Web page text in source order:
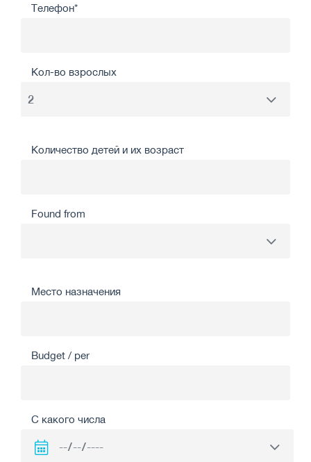
Телефон*
Кол-во взрослых
Количество детей и их возраст
Found from
Место назначения
Budget / per
С какого числа